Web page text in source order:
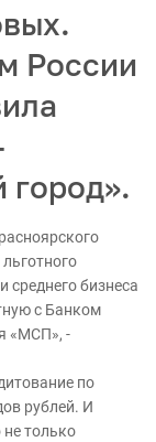
России
город».
среднего бизнеса
с Банком
«МСП», -
по
рублей. И
только